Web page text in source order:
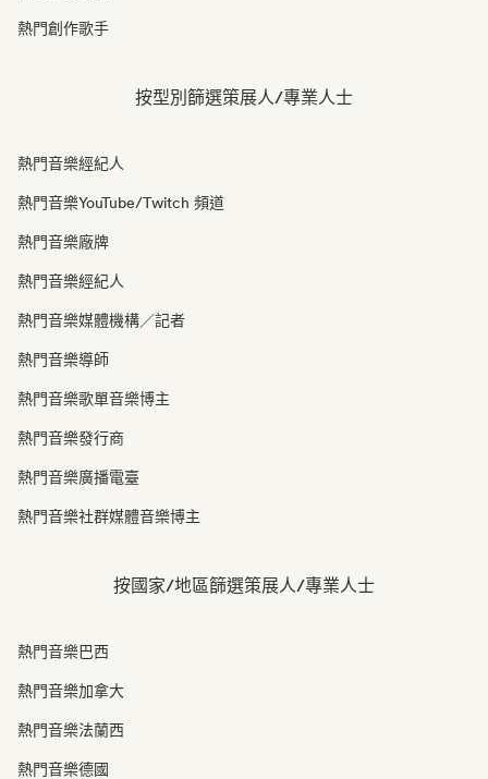
熱門創作歌手
按型別篩選策展人/專業人士
熱門音樂經紀人
熱門音樂YouTube/Twitch 頻道
熱門音樂廠牌
熱門音樂經紀人
熱門音樂媒體機構／記者
熱門音樂導師
熱門音樂歌單音樂博主
熱門音樂發行商
熱門音樂廣播電臺
熱門音樂社群媒體音樂博主
按國家/地區篩選策展人/專業人士
熱門音樂巴西
熱門音樂加拿大
熱門音樂法蘭西
熱門音樂德國